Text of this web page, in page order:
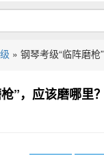
» 钢琴考级“临阵磨枪
”，应该磨哪里？